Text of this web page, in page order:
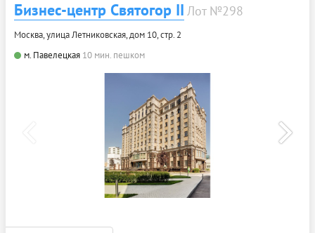
Бизнес-центр Святогор II Лот №298
Москва, улица Летниковская, дом 10, стр. 2
м. Павелецкая 10 мин. пешком